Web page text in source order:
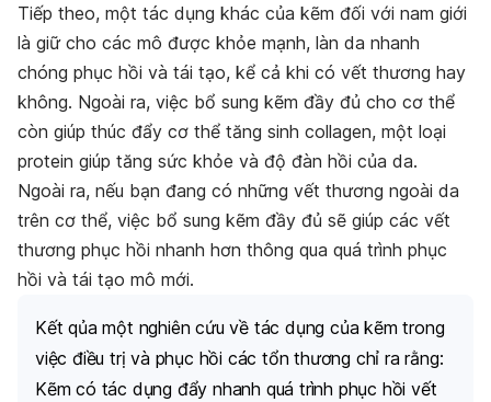
Tiếp theo, một tác dụng khác của kẽm đối với nam giới
là giữ cho các mô được khỏe mạnh, làn da nhanh
chóng phục hồi và tái tạo, kể cả khi có vết thương hay
không. Ngoài ra, việc bổ sung kẽm đầy đủ cho cơ thể
còn giúp thúc đẩy cơ thể tăng sinh collagen, một loại
protein giúp tăng sức khỏe và độ đàn hồi của da.
Ngoài ra, nếu bạn đang có những vết thương ngoài da
trên cơ thể, việc bổ sung kẽm đầy đủ sẽ giúp các vết
thương phục hồi nhanh hơn thông qua quá trình phục
hồi và tái tạo mô mới.
Kết qủa một nghiên cứu về tác dụng của kẽm trong
việc điều trị và phục hồi các tổn thương chỉ ra rằng:
Kẽm có tác dụng đẩy nhanh quá trình phục hồi vết